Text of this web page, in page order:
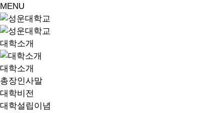
MENU
대학소개
대학소개
총장인사말
대학비전
대학설립이념